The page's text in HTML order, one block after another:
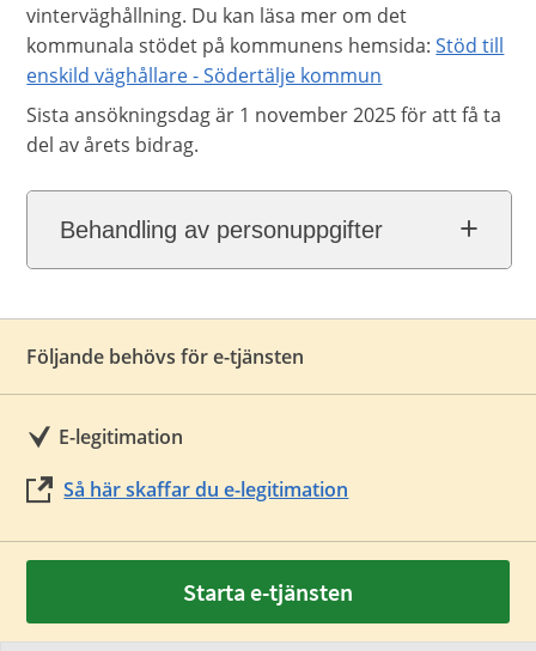
vinterväghållning. Du kan läsa mer om det
kommunala stödet på kommunens hemsida:Stöd till
enskild väghållare - Södertälje kommun
Sista ansökningsdag är 1 november 2025 för att få ta
del av årets bidrag.
Behandling av personuppgifter
Följande behövs för e-tjänsten
E-legitimation
Så här skaffar du e-legitimation
Starta e-tjänsten